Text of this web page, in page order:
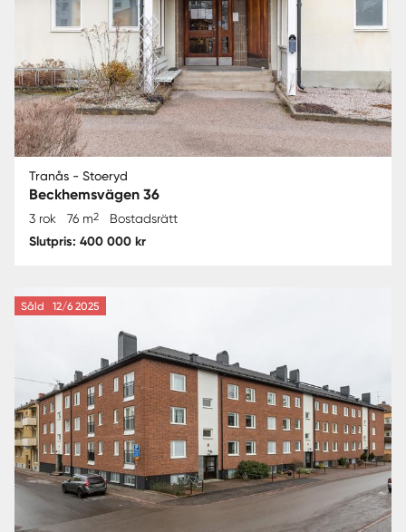
Tranås - Stoeryd
Beckhemsvägen 36
3 rok 76 m2 Bostadsrätt
Slutpris: 400 000 kr
Såld 12/6 2025